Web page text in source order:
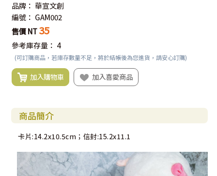
品牌： 華宣文創
編號： GAM002
售價 NT 35
參考庫存量： 4
(可訂購商品，若庫存數量不足，將於結帳後為您進貨，請安心訂購)
加入購物車 加入喜愛商品
商品簡介
卡片:14.2x10.5cm；信封:15.2x11.1